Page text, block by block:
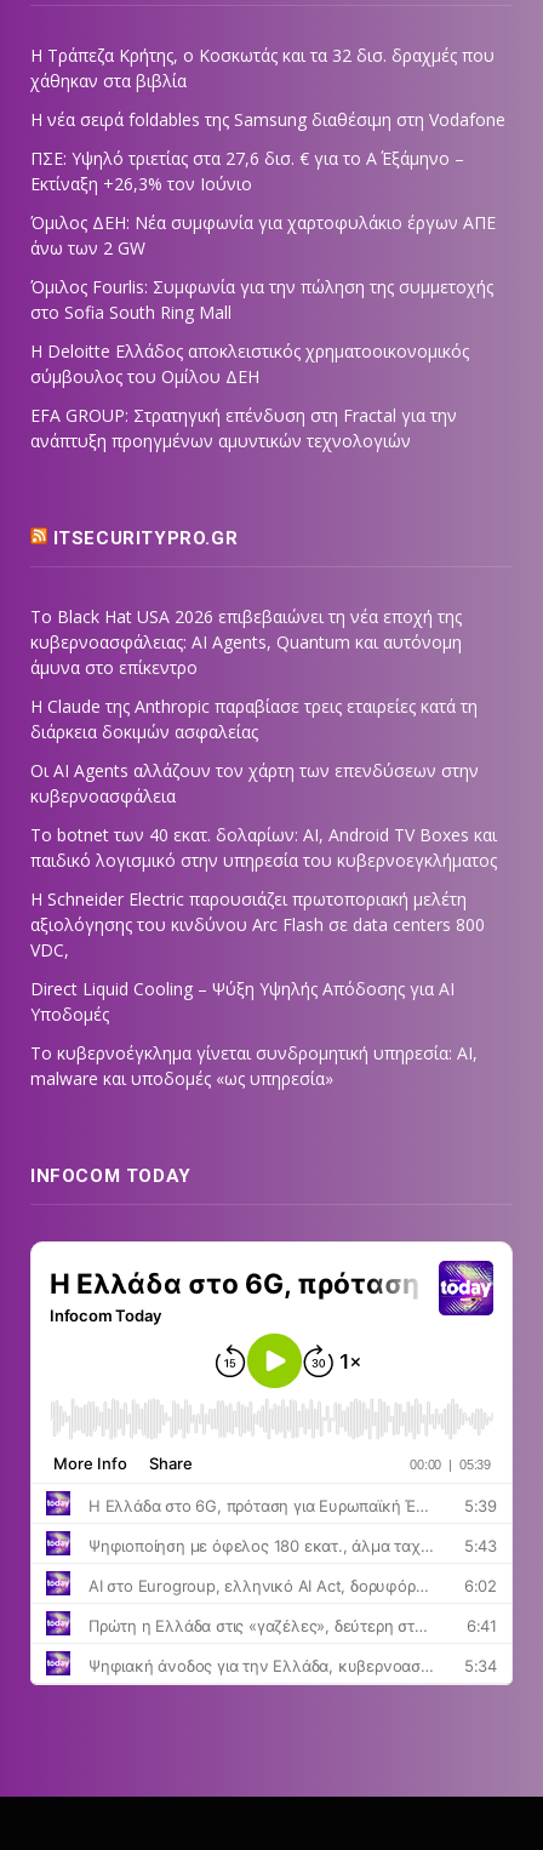
Η Τράπεζα Κρήτης, ο Κοσκωτάς και τα 32 δισ. δραχμές που
χάθηκαν στα βιβλία
Η νέα σειρά foldables της Samsung διαθέσιμη στη Vodafone
ΠΣΕ: Υψηλό τριετίας στα 27,6 δισ. € για το Α΄ Εξάμηνο –
Εκτίναξη +26,3% τον Ιούνιο
Όμιλος ΔΕΗ: Νέα συμφωνία για χαρτοφυλάκιο έργων ΑΠΕ
άνω των 2 GW
Όμιλος Fourlis: Συμφωνία για την πώληση της συμμετοχής
στο Sofia South Ring Mall
Η Deloitte Ελλάδος αποκλειστικός χρηματοοικονομικός
σύμβουλος του Ομίλου ΔΕΗ
EFA GROUP: Στρατηγική επένδυση στη Fractal για την
ανάπτυξη προηγμένων αμυντικών τεχνολογιών
ITSECURITYPRO.GR
Το Black Hat USA 2026 επιβεβαιώνει τη νέα εποχή της
κυβερνοασφάλειας: AI Agents, Quantum και αυτόνομη
άμυνα στο επίκεντρο
Η Claude της Anthropic παραβίασε τρεις εταιρείες κατά τη
διάρκεια δοκιμών ασφαλείας
Οι AI Agents αλλάζουν τον χάρτη των επενδύσεων στην
κυβερνοασφάλεια
Το botnet των 40 εκατ. δολαρίων: AI, Android TV Boxes και
παιδικό λογισμικό στην υπηρεσία του κυβερνοεγκλήματος
Η Schneider Electric παρουσιάζει πρωτοποριακή μελέτη
αξιολόγησης του κινδύνου Arc Flash σε data centers 800
VDC,
Direct Liquid Cooling – Ψύξη Υψηλής Απόδοσης για AI
Υποδομές
Το κυβερνοέγκλημα γίνεται συνδρομητική υπηρεσία: AI,
malware και υποδομές «ως υπηρεσία»
INFOCOM TODAY